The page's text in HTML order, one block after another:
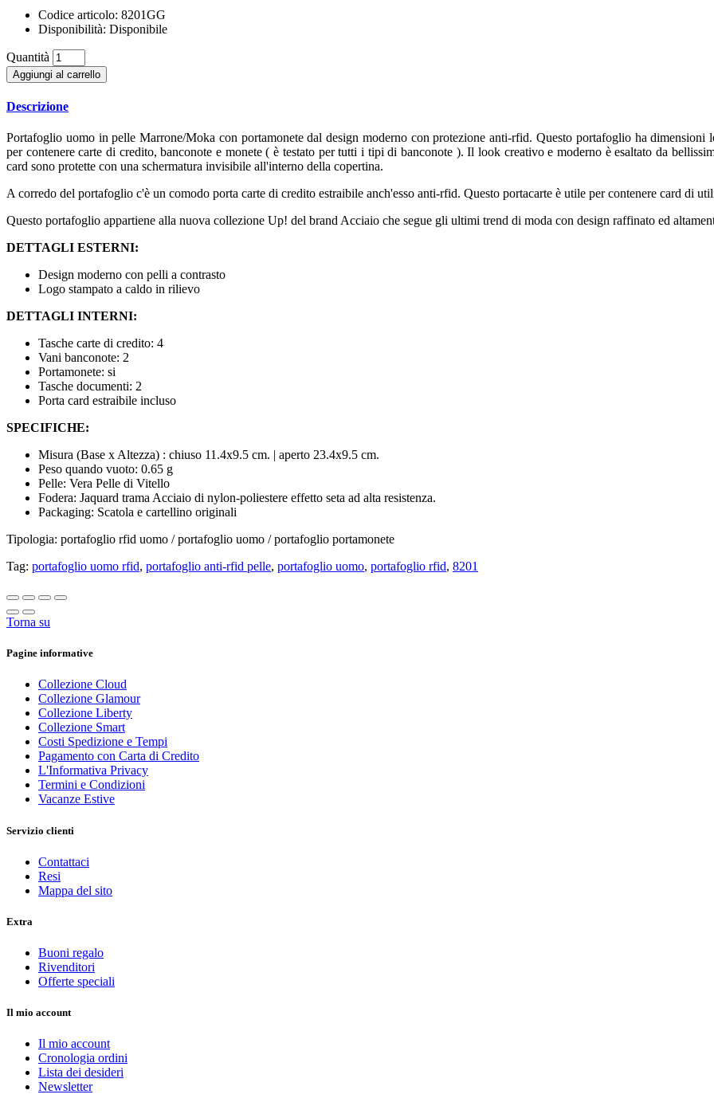
Codice articolo: 8201GG
Disponibilità: Disponibile
Quantità
Aggiungi al carrello
Descrizione
Portafoglio uomo in pelle Marrone/Moka con portamonete dal design moderno con protezione anti-rfid. Questo portafoglio ha dimensioni
per contenere carte di credito, banconote e monete ( è testato per tutti i tipi di banconote ). Il look creativo e moderno è esaltato da
card sono protette con una schermatura invisibile all'interno della copertina.
A corredo del portafoglio c'è un comodo porta carte di credito estraibile anch'esso anti-rfid. Questo portacarte è utile per contenere card di
Questo portafoglio appartiene alla nuova collezione Up! del brand Acciaio che segue gli ultimi trend di moda con design raffinato ed
DETTAGLI ESTERNI:
Design moderno con pelli a contrasto
Logo stampato a caldo in rilievo
DETTAGLI INTERNI:
Tasche carte di credito: 4
Vani banconote: 2
Portamonete: si
Tasche documenti: 2
Porta card estraibile incluso
SPECIFICHE:
Misura (Base x Altezza) : chiuso 11.4x9.5 cm. | aperto 23.4x9.5 cm.
Peso quando vuoto: 0.65 g
Pelle: Vera Pelle di Vitello
Fodera: Jaquard trama Acciaio di nylon-poliestere effetto seta ad alta resistenza.
Packaging: Scatola e cartellino originali
Tipologia: portafoglio rfid uomo / portafoglio uomo / portafoglio portamonete
Tag: portafoglio uomo rfid, portafoglio anti-rfid pelle, portafoglio uomo, portafoglio rfid, 8201
Torna su
Pagine informative
Collezione Cloud
Collezione Glamour
Collezione Liberty
Collezione Smart
Costi Spedizione e Tempi
Pagamento con Carta di Credito
L'Informativa Privacy
Termini e Condizioni
Vacanze Estive
Servizio clienti
Contattaci
Resi
Mappa del sito
Extra
Buoni regalo
Rivenditori
Offerte speciali
Il mio account
Il mio account
Cronologia ordini
Lista dei desideri
Newsletter